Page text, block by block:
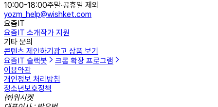
10:00-18:00주말·공휴일 제외
yozm_help@wishket.com
요즘IT
요즘IT 소개작가 지원
기타 문의
콘텐츠 제안하기 광고 상품 보기
요즘IT 슬랙봇
크롬 확장 프로그램
이용약관
개인정보 처리방침
청소년보호정책
㈜위시켓